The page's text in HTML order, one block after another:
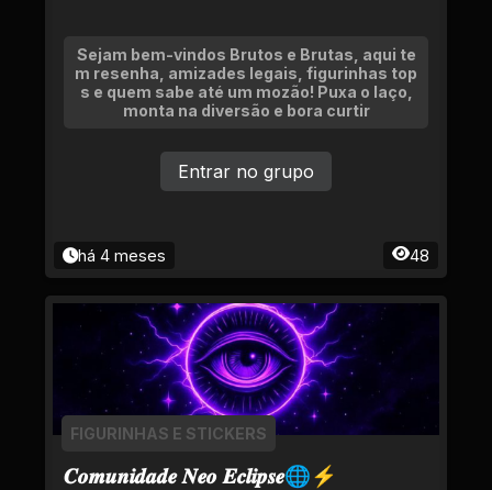
Sejam bem-vindos Brutos e Brutas, aqui te
m resenha, amizades legais, figurinhas top
s e quem sabe até um mozão! Puxa o laço,
monta na diversão e bora curtir
há 4 meses 48
Entrar no grupo
𝑪𝒐𝒎𝒖𝒏𝒊𝒅𝒂𝒅𝒆 𝑵𝒆𝒐 𝑬𝒄𝒍𝒊𝒑𝒔𝒆🌐⚡
FIGURINHAS E STICKERS